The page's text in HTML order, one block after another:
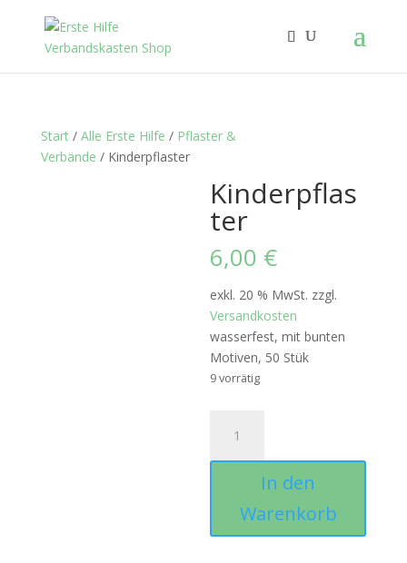
Start/ Alle Erste Hilfe / Pflaster &
Verbände / Kinderpflaster
Kinderpflas
ter
6,00 €
exkl. 20 % MwSt. zzgl.
Versandkosten
wasserfest, mit bunten
Motiven, 50 Stük
9 vorrätig
Menge
In den
Warenkorb